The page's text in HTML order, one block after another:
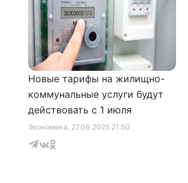
Экономика, 27.06.2025 21:50
Новые тарифы на жилищно-
коммунальные услуги будут
действовать с 1 июля